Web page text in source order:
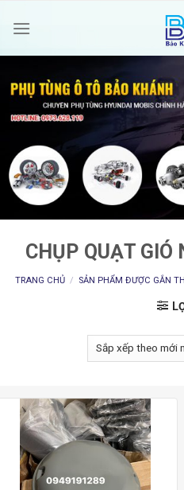
CHỤP QUẠT GIÓ
TRANG CHỦ / SẢN PHẨM ĐƯỢC GẮN